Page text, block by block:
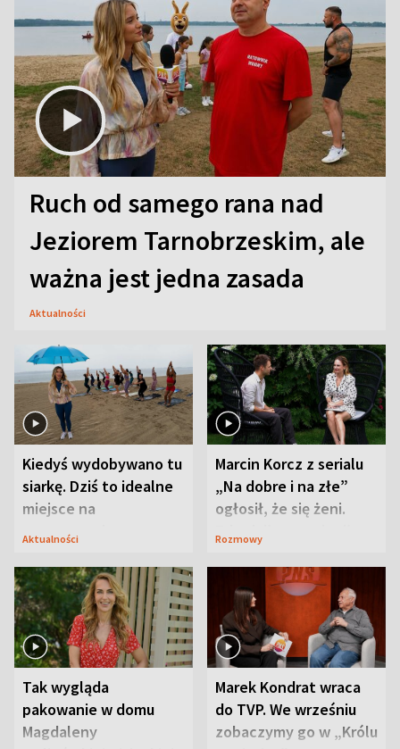
Ruch od samego rana nad
Jeziorem Tarnobrzeskim, ale
ważna jest jedna zasada
Aktualności
Kiedyś wydobywano tu
siarkę. Dziś to idealne
miejsce na
wypoczynek
Aktualności
Marcin Korcz z serialu
„Na dobre i na złe”
ogłosił, że się żeni.
Zdradził, co zmienił
Rozmowy
Tak wygląda
pakowanie w domu
Magdaleny
Marek Kondrat wraca
do TVP. We wrześniu
zobaczymy go w „Królu